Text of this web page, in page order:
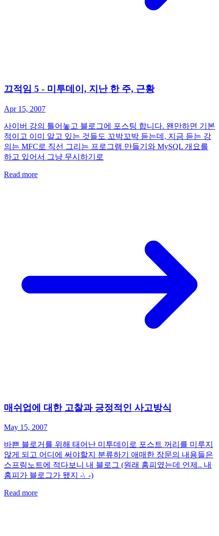
끄적임 5 - 미투데이, 지난 한 주, 근황
Apr 15, 2007
사이버 강의 틀어놓고 블로그에 포스팅 합니다. 왠만하면 기본
적이고 이미 알고 있는 것들도 꼬박꼬박 듣는데, 지금 듣는 강
의는 MFC로 직선 그리는 프로그램 만들기와 MySQL 개요를
하고 있어서 그냥 무시하기로
Read more
매쉬업에 대한 고찰과 긍정적인 사고방식
May 15, 2007
바쁜 블로거를 위해 태어난 미투데이로 포스트 꺼리를 미루지
않게 되고 어디에 써야할지 분류하기 애매한 장문의 내용들은
스프링노트에 적다보니 내 블로그 (원래 홈피였는데 언제.. 내
홈피가 블로그가 됐지 -\_-)
Read more